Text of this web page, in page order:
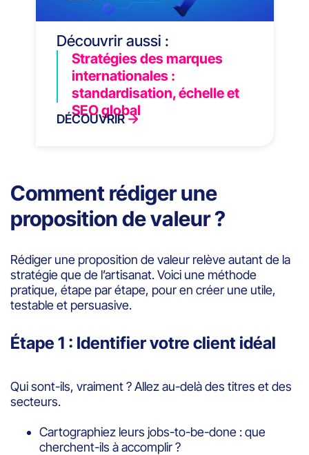
Découvrir aussi :
Stratégies des marques
internationales :
standardisation, échelle et
SEO global
DÉCOUVRIR
Comment rédiger une
proposition de valeur ?
Rédiger une proposition de valeur relève autant de la
stratégie que de l’artisanat. Voici une méthode
pratique, étape par étape, pour en créer une utile,
testable et persuasive.
Étape 1 : Identifier votre client idéal
Qui sont-ils, vraiment ? Allez au-delà des titres et des
secteurs.
Cartographiez leurs jobs-to-be-done : que
cherchent-ils à accomplir ?